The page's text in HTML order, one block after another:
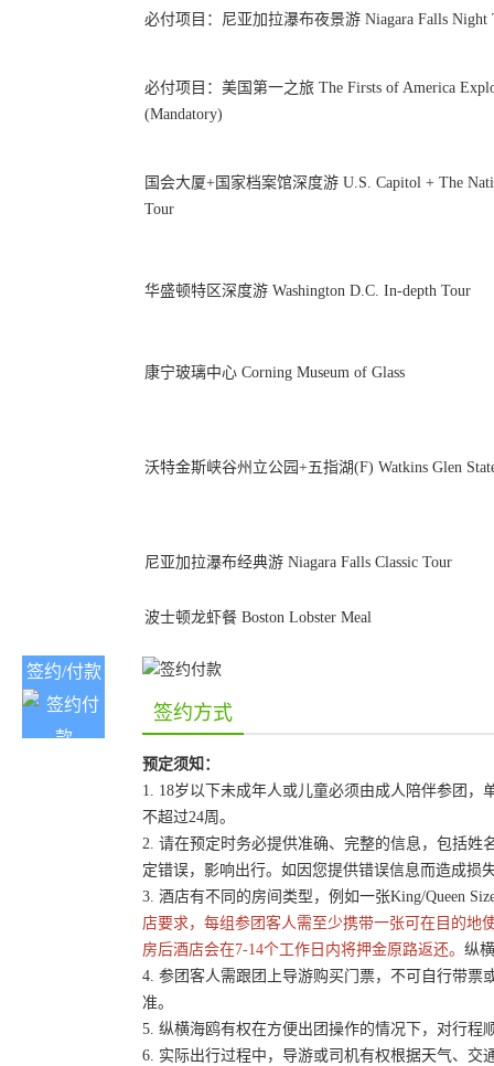
必付项目：尼亚加拉瀑布夜景游 Niagara Falls Night
必付项目：美国第一之旅 The Firsts of America
(Mandatory)
国会大厦+国家档案馆深度游 U.S. Capitol + The
Tour
华盛顿特区深度游 Washington D.C. In-depth Tour
康宁玻璃中心 Corning Museum of Glass
沃特金斯峡谷州立公园+五指湖(F) Watkins Glen
尼亚加拉瀑布经典游 Niagara Falls Classic Tour
波士顿龙虾餐 Boston Lobster Meal
签约/付款
签约方式
预定须知：
1. 18岁以下未成年人或儿童必须由成人陪伴参团
不超过24周。
2. 请在预定时务必提供准确、完整的信息，包括
定错误，影响出行。如因您提供错误信息而造成损
3. 酒店有不同的房间类型，例如一张King/Queen
店要求，每组参团客人需至少携带一张可在目的地
房后酒店会在7-14个工作日内将押金原路返还。 纵
4. 参团客人需跟团上导游购买门票，不可自行带票
准。
5. 纵横海鸥有权在方便出团操作的情况下，对行
6. 实际出行过程中，导游或司机有权根据天气、